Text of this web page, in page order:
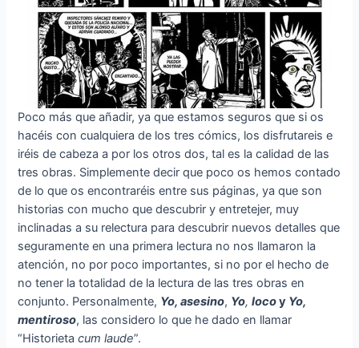
Poco más que añadir, ya que estamos seguros que si os
hacéis con cualquiera de los tres cómics, los disfrutareis e
iréis de cabeza a por los otros dos, tal es la calidad de las
tres obras. Simplemente decir que poco os hemos contado
de lo que os encontraréis entre sus páginas, ya que son
historias con mucho que descubrir y entretejer, muy
inclinadas a su relectura para descubrir nuevos detalles que
seguramente en una primera lectura no nos llamaron la
atención, no por poco importantes, si no por el hecho de
no tener la totalidad de la lectura de las tres obras en
conjunto. Personalmente, Yo, asesino, Yo,locoy Yo,
mentiroso, las considero lo que he dado en llamar
“Historietacum laude”.